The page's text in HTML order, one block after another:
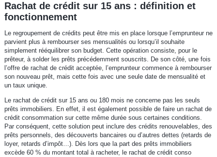
Rachat de crédit sur 15 ans : définition et
fonctionnement
Le regroupement de crédits peut être mis en place lorsque l’emprunteur ne
parvient plus à rembourser ses mensualités ou lorsqu’il souhaite
simplement rééquilibrer son budget. Cette opération consiste, pour le
prêteur, à solder les prêts précédemment souscrits. De son côté, une fois
l’offre de rachat de crédit acceptée, l’emprunteur commence à rembourser
son nouveau prêt, mais cette fois avec une seule date de mensualité et
un taux unique.
Le rachat de crédit sur 15 ans ou 180 mois ne concerne pas les seuls
prêts immobiliers. En effet, il est également possible de faire un rachat de
crédit consommation sur cette même durée sous certaines conditions.
Par conséquent, cette solution peut inclure des crédits renouvelables, des
prêts personnels, des découverts bancaires ou d’autres dettes (retards de
loyer, retards d’impôt…). Dès lors que la part des prêts immobiliers
excède 60 % du montant total à racheter, le rachat de crédit conso